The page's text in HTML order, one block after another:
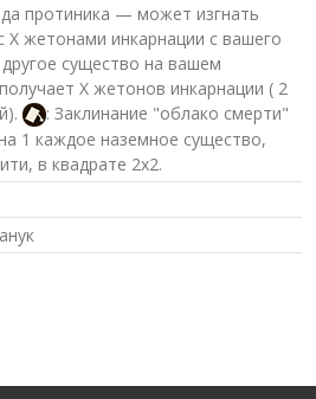
протиника — может изгнать
Х жетонами инкарнации с вашего
существо на вашем
Х жетонов инкарнации ( 2
: Заклинание "облако смерти"
1 каждое наземное существо,
в квадрате 2х2.